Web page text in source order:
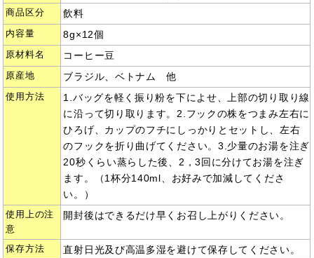
商品区分 飲料
内容量 8g×12個
原材料名 コーヒー豆
原産地 ブラジル、ベトナム 他
使用方法
1.バッグを軽く振り粉を下によせ、上部の切り取り線
に沿って切り取ります。2.フックの株をつまみ左右に
ひろげ、カップのフチにしっかりとセットし、左右
のフックを折り曲げてください。3.少量のお湯を注ぎ
20秒くらい蒸らした後、2，3回に分けてお湯を注ぎ
ます。（1杯分140ml、お好みで加減してくださ
い。）
使用上の注
意
開封後はできるだけ早くお召し上がりください。
保存方法 直射日光及び高温多湿を避けて保存してください。